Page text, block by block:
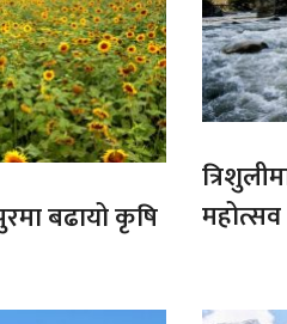
बढायो कृषि
महोत्सव